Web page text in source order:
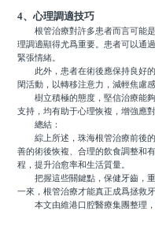
4、心理調適技巧
根管治療對許多患者而言可能是
理調適顯得尤爲重要。患者可以通
緊張情緒。
此外，患者在術後應保持良好的
閑活動，以轉移注意力，減輕焦慮感
樹立積極的態度，堅信治療能夠
支持，均有助于心理恢複，增強應
總結：
綜上所述，珠海根管治療前後的
善的術後恢複、合理的飲食調整和
程，提升治愈率和生活質量。
把握這些關鍵點，保健牙齒，重
一來，根管治療才能真正成爲拯救
本文由維港口腔醫療集團整理，